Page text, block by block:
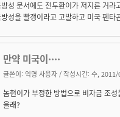
성 문서에도 전두환이가 저지른 거라
성을 빨갱이라고 고발하고 미국 펜
만약 미국이····
글쓴이: 익명 사용자 / 작성시간: 수,
놈현이가 부정한 방법으로 비자금 조
을래?